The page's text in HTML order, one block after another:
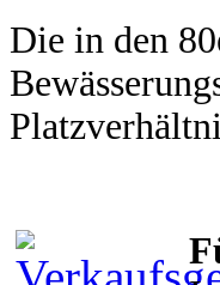
Die in den